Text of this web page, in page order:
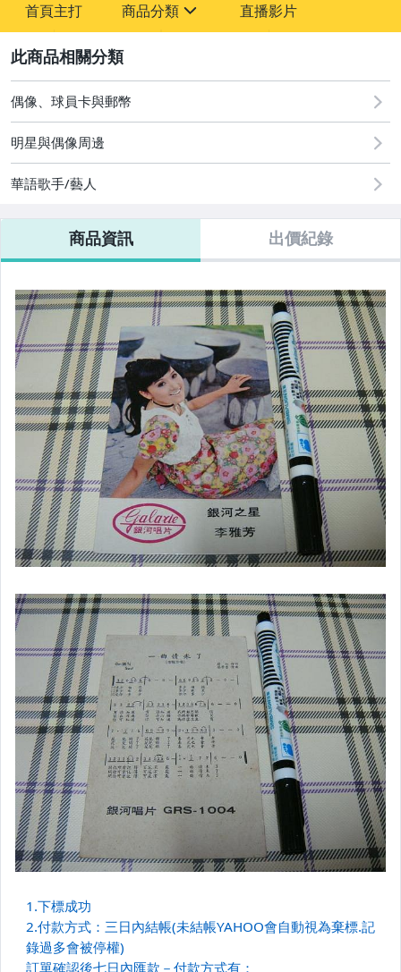
首頁主打 商品分類
圖書/影音/文具
成人專區
手機、配件與通訊
偶像、球員卡與郵幣
直播影片
偶像、球員卡與郵幣
明星與偶像周邊
華語歌手/藝人
商品資訊 出價紀錄